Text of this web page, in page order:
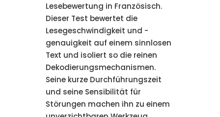
Lesebewertung in Französisch.
Dieser Test bewertet die
Lesegeschwindigkeit und -
genauigkeit auf einem sinnlosen
Text und isoliert so die reinen
Dekodierungsmechanismen.
Seine kurze Durchführungszeit
und seine Sensibilität für
Störungen machen ihn zu einem